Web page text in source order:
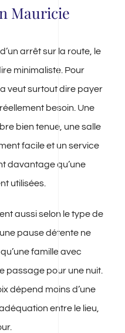
Mauricie
arrêt sur la route, le
minimaliste. Pour
veut surtout dire payer
besoin. Une
bien tenue, une salle
facile et un service
davantage qu’une
utilisées.
aussi selon le type de
pause détente ne
famille avec
passage pour une nuit.
dépend moins d’une
entre le lieu,